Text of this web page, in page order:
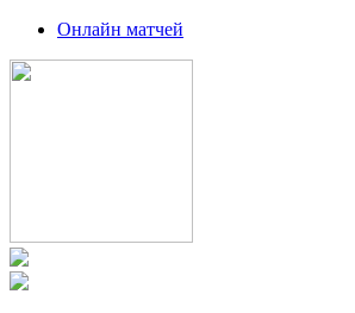
Онлайн матчей